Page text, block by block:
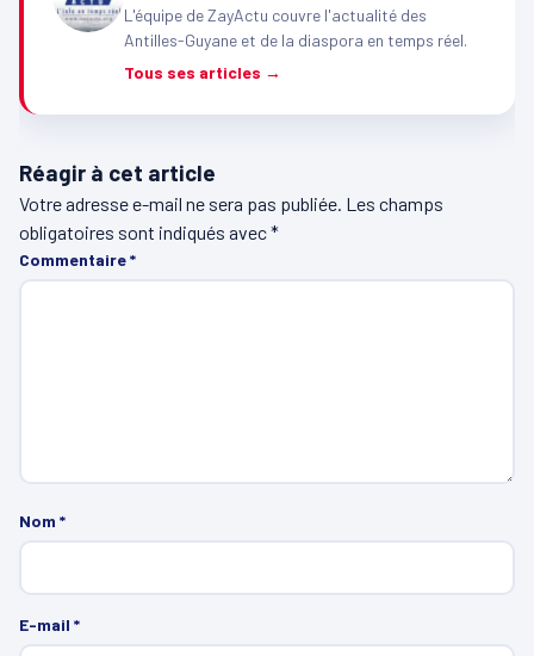
L'équipe de ZayActu couvre l'actualité des
Antilles-Guyane et de la diaspora en temps réel.
Tous ses articles →
Réagir à cet article
Votre adresse e-mail ne sera pas publiée. Les champs
obligatoires sont indiqués avec*
Commentaire*
Nom *
E-mail *